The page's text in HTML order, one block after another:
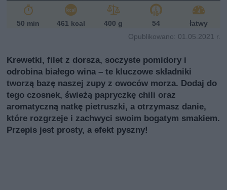
50 min 461 kcal 400 g 54
łatwy
Opublikowano: 01.05.2021 r.
Krewetki, filet z dorsza, soczyste pomidory i
odrobina białego wina – te kluczowe składniki
tworzą bazę naszej zupy z owoców morza. Dodaj do
tego czosnek, świeżą papryczkę chili oraz
aromatyczną natkę pietruszki, a otrzymasz danie,
które rozgrzeje i zachwyci swoim bogatym smakiem.
Przepis jest prosty, a efekt pyszny!